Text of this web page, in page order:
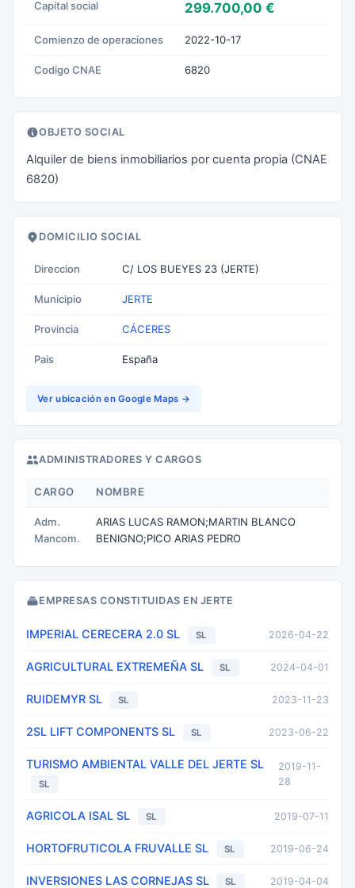
Capital social 299.700,00 €
Comienzo de operaciones 2022-10-17
Codigo CNAE 6820
OBJETO SOCIAL
Alquiler de biens inmobiliarios por cuenta propia (CNAE
6820)
DOMICILIO SOCIAL
Direccion C/ LOS BUEYES 23 (JERTE)
Municipio JERTE
Provincia CÁCERES
Pais España
Ver ubicación en Google Maps →
ADMINISTRADORES Y CARGOS
CARGO NOMBRE
Adm.
Mancom.
ARIAS LUCAS RAMON;MARTIN BLANCO
BENIGNO;PICO ARIAS PEDRO
EMPRESAS CONSTITUIDAS EN JERTE
IMPERIAL CERECERA 2.0 SL SL 2026-04-22
AGRICULTURAL EXTREMEÑA SL SL 2024-04-01
RUIDEMYR SL SL 2023-11-23
2SL LIFT COMPONENTS SL SL 2023-06-22
TURISMO AMBIENTAL VALLE DEL JERTE SL
SL
2019-11-
28
AGRICOLA ISAL SL SL 2019-07-11
HORTOFRUTICOLA FRUVALLE SL SL 2019-06-24
INVERSIONES LAS CORNEJAS SL SL 2019-04-04